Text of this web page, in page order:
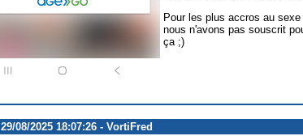
Pour les plus accros au
nous n'avons pas souscrit
ça ;)
29/08/2025 18:07:26 - VortiFred